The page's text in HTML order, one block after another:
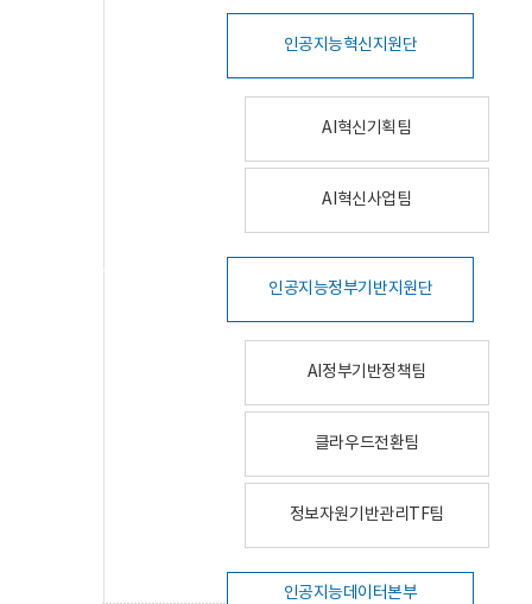
인공지능혁신지원단
AI혁신기획팀
AI혁신사업팀
인공지능정부기반지원단
AI정부기반정책팀
클라우드전환팀
정보자원기반관리TF팀
인공지능데이터본부